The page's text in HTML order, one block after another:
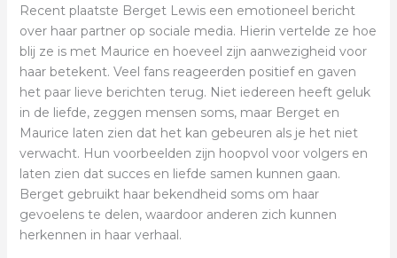
Recent plaatste Berget Lewis een emotioneel bericht
over haar partner op sociale media. Hierin vertelde ze hoe
blij ze is met Maurice en hoeveel zijn aanwezigheid voor
haar betekent. Veel fans reageerden positief en gaven
het paar lieve berichten terug. Niet iedereen heeft geluk
in de liefde, zeggen mensen soms, maar Berget en
Maurice laten zien dat het kan gebeuren als je het niet
verwacht. Hun voorbeelden zijn hoopvol voor volgers en
laten zien dat succes en liefde samen kunnen gaan.
Berget gebruikt haar bekendheid soms om haar
gevoelens te delen, waardoor anderen zich kunnen
herkennen in haar verhaal.